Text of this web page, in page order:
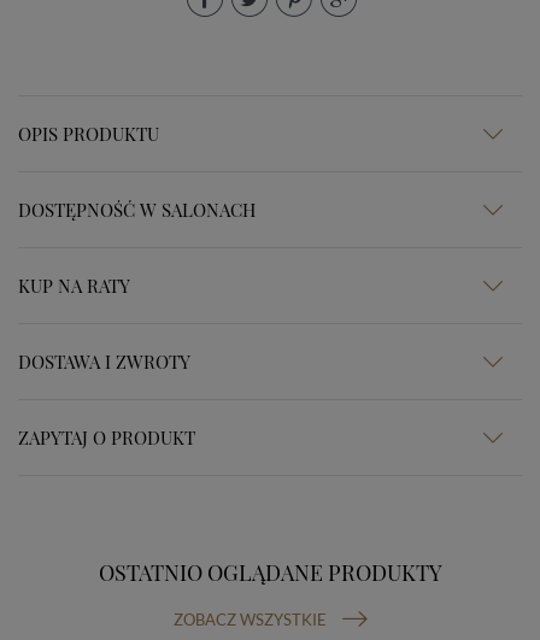
OPIS PRODUKTU
DOSTĘPNOŚĆ W SALONACH
KUP NA RATY
DOSTAWA I ZWROTY
ZAPYTAJ O PRODUKT
OSTATNIO OGLĄDANE PRODUKTY
ZOBACZ WSZYSTKIE